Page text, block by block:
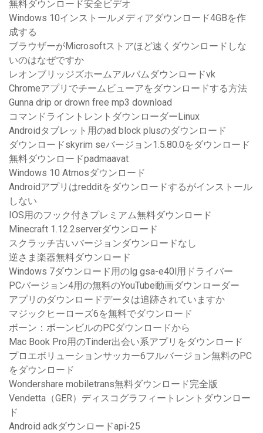
無料ダウンロード安全ビデオ
Windows 10インストールメディアダウンロード4GBを作
成する
ブラウザーがMicrosoftストアほど速くダウンロードしな
いのはなぜですか
レオンブリッジズホームアルバムダウンロードvk
Chromeアプリでチームビューアをダウンロードする方法
Gunna drip or drown free mp3 download
コマンドライントレントダウンローダーLinux
Androidタブレット用のad block plusのダウンロード
ダウンロードskyrim seバージョン1.5.80.0をダウンロード
無料ダウンロードpadmaavat
Windows 10 Atmosダウンロード
Androidアプリはredditをダウンロードするがインストール
しない
IOS用のフック付きプレミアム無料ダウンロード
Minecraft 1.12.2serverダウンロード
スクラッチ古いバージョンダウンロードなし
逆さま楽器無料ダウンロード
Windows 7ダウンロード用のlg gsa-e40l用ドライバー
PCバージョン4用の無料のYouTube動画ダウンローダー
アプリのダウンロードデータは追跡されていますか
マジックヒーローズ6を無料でダウンロード
ボーン：ボーンビルのPCダウンロードから
Mac Book Pro用のTinder出会い系アプリをダウンロード
プロエボリューションサッカー6フルバージョン無料のPC
をダウンロード
Wondershare mobiletrans無料ダウンロード完全版
Vendetta（GER）ディスコグラフィートレントダウンロー
ド
Android adkダウンロードapi-25